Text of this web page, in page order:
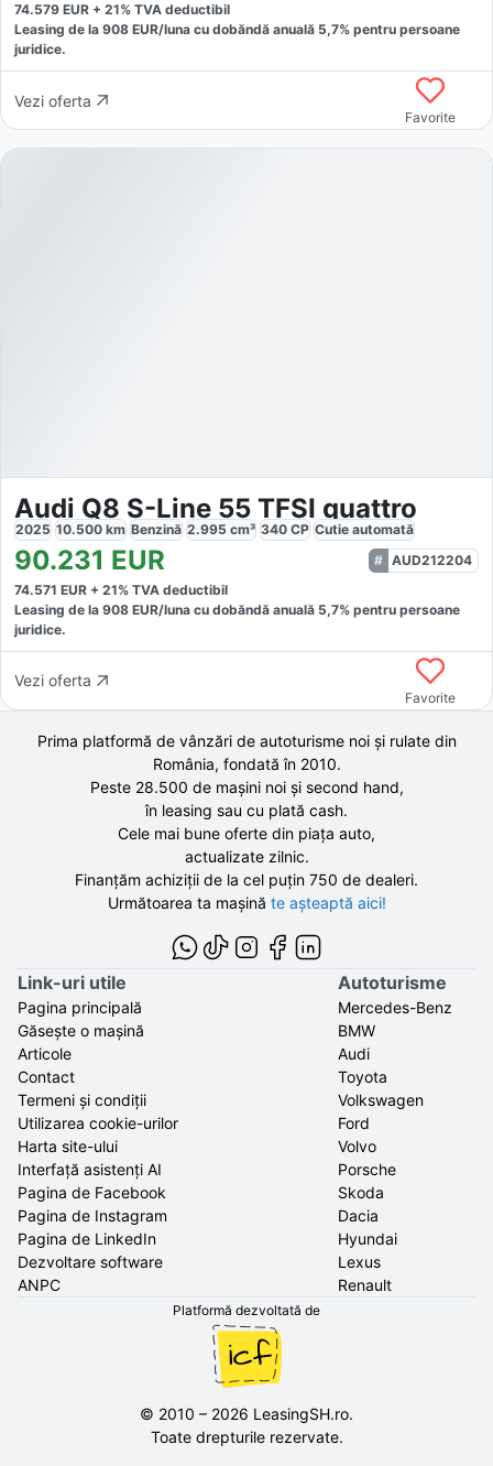
74.579 EUR + 21% TVA deductibil
Leasing de la 908 EUR/luna cu dobăndă anuală 5,7% pentru persoane
juridice.
Vezi oferta
Favorite
Audi Q8 S-Line 55 TFSI quattro
2025 10.500 km Benzină 2.995 cm³ 340 CP Cutie automată
90.231 EUR
AUD212204
74.571 EUR + 21% TVA deductibil
Leasing de la 908 EUR/luna cu dobăndă anuală 5,7% pentru persoane
juridice.
Vezi oferta
Favorite
Prima platformă de vânzări de autoturisme noi și rulate din
România, fondată în 2010.
Peste 28.500 demașini noi și second hand,
în leasing sau cu plată cash.
Cele mai bune oferte din piața auto,
actualizate zilnic.
Finanțăm achiziții de la cel puțin 750 de dealeri.
Următoarea ta mașină te așteaptă aici!
Link-uri utile
Pagina principală
Găsește o mașină
Articole
Contact
Termeni și condiții
Utilizarea cookie-urilor
Harta site-ului
Interfață asistenți AI
Pagina de Facebook
Pagina de Instagram
Pagina de LinkedIn
Dezvoltare software
ANPC
Autoturisme
Mercedes-Benz
BMW
Audi
Toyota
Volkswagen
Ford
Volvo
Porsche
Skoda
Dacia
Hyundai
Lexus
Renault
Platformă dezvoltată de
© 2010 – 2026 LeasingSH.ro.
Toate drepturile rezervate.